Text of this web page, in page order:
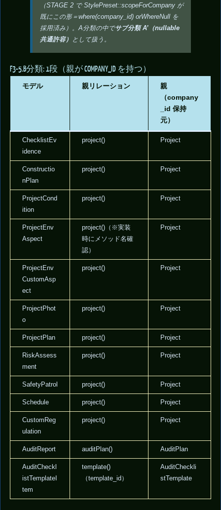
（STAGE 2 で StylePreset::scopeForCompany が
既にこの形＝where(company_id) orWhereNull を
採用済み）。A分類の中でサブ分類 A’（nullable
共通許容）
として扱う。
F3-5.B分類: 1段（親が COMPANY_ID を持つ）
モデル 親リレーション
親
（company
_id 保持
元）
ChecklistEv
idence
project() Project
Constructio
nPlan
project() Project
ProjectCond
ition
project() Project
ProjectEnv
Aspect
project()（※実装
時にメソッド名確
認）
Project
ProjectEnv
CustomAsp
ect
project() Project
ProjectPhot
o
project() Project
ProjectPlan project() Project
RiskAssess
ment
project() Project
SafetyPatrol project() Project
Schedule project() Project
CustomReg
ulation
project() Project
AuditReport auditPlan() AuditPlan
AuditCheckl
istTemplateI
tem
template()
（template_id）
AuditCheckli
stTemplate